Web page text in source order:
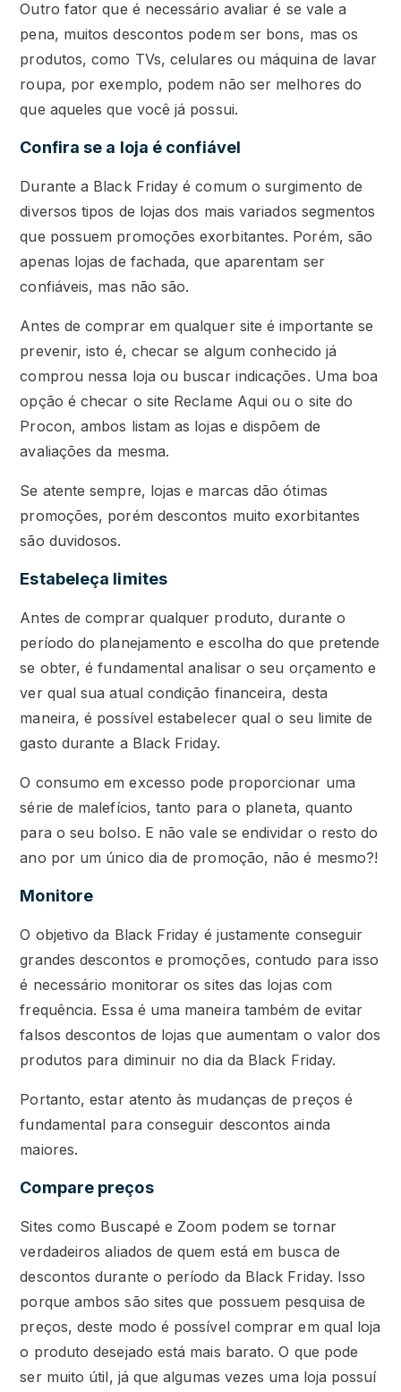
Outro fator que é necessário avaliar é se vale a
pena, muitos descontos podem ser bons, mas os
produtos, como TVs, celulares ou máquina de lavar
roupa, por exemplo, podem não ser melhores do
que aqueles que você já possui.
Confira se a loja é confiável
Durante a Black Friday é comum o surgimento de
diversos tipos de lojas dos mais variados segmentos
que possuem promoções exorbitantes. Porém, são
apenas lojas de fachada, que aparentam ser
confiáveis, mas não são.
Antes de comprar em qualquer site é importante se
prevenir, isto é, checar se algum conhecido já
comprou nessa loja ou buscar indicações. Uma boa
opção é checar o site Reclame Aqui ou o site do
Procon, ambos listam as lojas e dispõem de
avaliações da mesma.
Se atente sempre, lojas e marcas dão ótimas
promoções, porém descontos muito exorbitantes
são duvidosos.
Estabeleça limites
Antes de comprar qualquer produto, durante o
período do planejamento e escolha do que pretende
se obter, é fundamental analisar o seu orçamento e
ver qual sua atual condição financeira, desta
maneira, é possível estabelecer qual o seu limite de
gasto durante a Black Friday.
O consumo em excesso pode proporcionar uma
série de malefícios, tanto para o planeta, quanto
para o seu bolso. E não vale se endividar o resto do
ano por um único dia de promoção, não é mesmo?!
Monitore
O objetivo da Black Friday é justamente conseguir
grandes descontos e promoções, contudo para isso
é necessário monitorar os sites das lojas com
frequência. Essa é uma maneira também de evitar
falsos descontos de lojas que aumentam o valor dos
produtos para diminuir no dia da Black Friday.
Portanto, estar atento às mudanças de preços é
fundamental para conseguir descontos ainda
maiores.
Compare preços
Sites como Buscapé e Zoom podem se tornar
verdadeiros aliados de quem está em busca de
descontos durante o período da Black Friday. Isso
porque ambos são sites que possuem pesquisa de
preços, deste modo é possível comprar em qual loja
o produto desejado está mais barato. O que pode
ser muito útil, já que algumas vezes uma loja possuí